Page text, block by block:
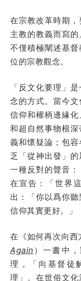
在宗教改革時期
主教的教義而寫
不僅積極闡述基
位的宗教觀念。
「反文化要理」
念的方式。當今
信仰和權柄邊緣
和超自然事物根
義和懷疑論；包
乏「從神出發」
一種反對的聲音
在宣告：「世界
出：「你以爲你
信仰其實更好。」
在《如何再次向西
Again ）一書中
理，「向基督徒
理」。在世俗文